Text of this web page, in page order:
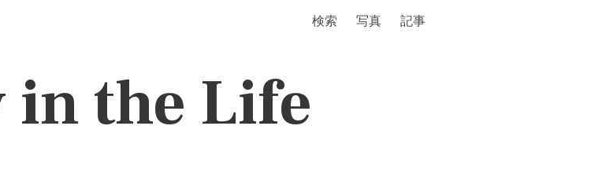
検索 写真 記事
in the Life